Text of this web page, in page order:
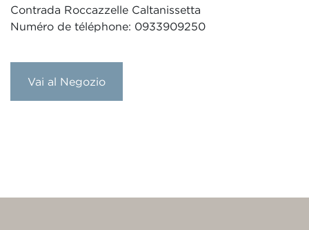
Contrada Roccazzelle Caltanissetta
Numéro de téléphone: 0933909250
Vai al Negozio